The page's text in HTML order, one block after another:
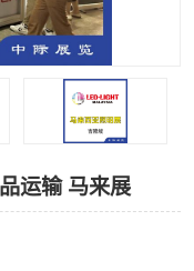
运输 马来展